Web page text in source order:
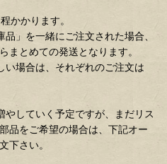
かかります。
」を一緒にご注文された場合、
まとめての発送となります。
場合は、それぞれのご注文は
していく予定ですが、まだリス
品をご希望の場合は、下記オー
下さい。